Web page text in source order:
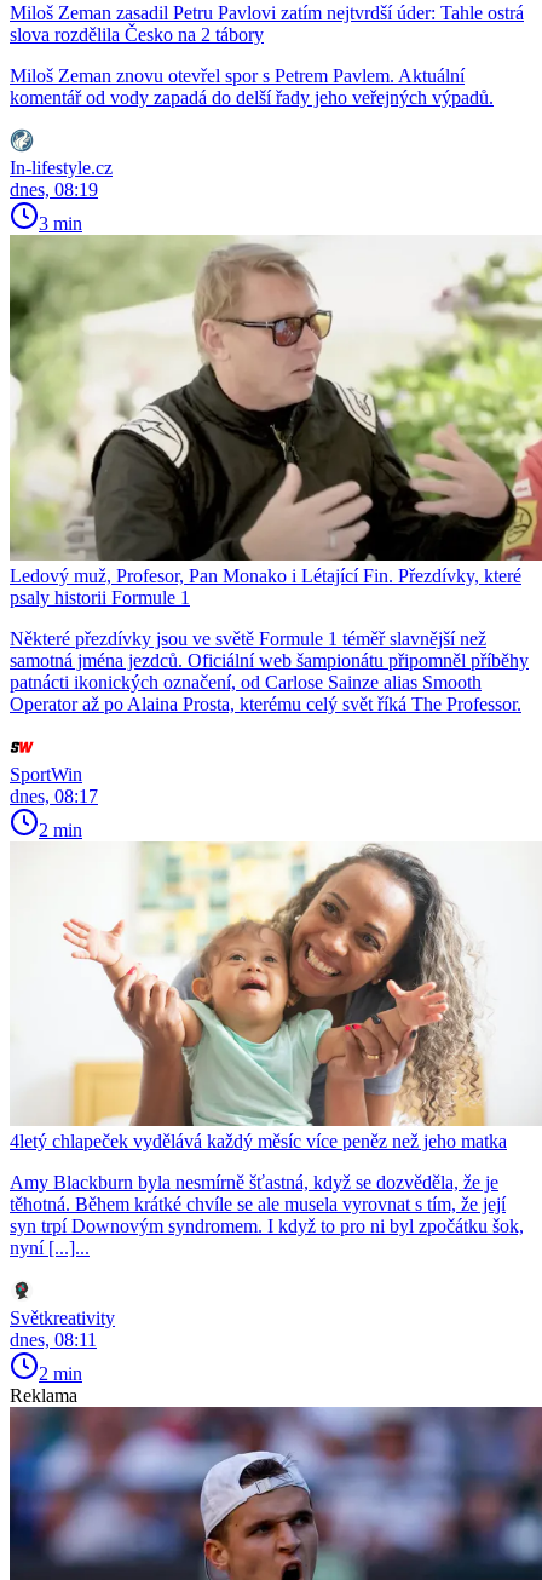
Miloš Zeman zasadil Petru Pavlovi zatím nejtvrdší úder: Tahle ostrá
slova rozdělila Česko na 2 tábory
Miloš Zeman znovu otevřel spor s Petrem Pavlem. Aktuální
komentář od vody zapadá do delší řady jeho veřejných výpadů.
In-lifestyle.cz
dnes, 08:19
3 min
Ledový muž, Profesor, Pan Monako i Létající Fin. Přezdívky, které
psaly historii Formule 1
Některé přezdívky jsou ve světě Formule 1 téměř slavnější než
samotná jména jezdců. Oficiální web šampionátu připomněl příběhy
patnácti ikonických označení, od Carlose Sainze alias Smooth
Operator až po Alaina Prosta, kterému celý svět říká The Professor.
SportWin
dnes, 08:17
2 min
4letý chlapeček vydělává každý měsíc více peněz než jeho matka
Amy Blackburn byla nesmírně šťastná, když se dozvěděla, že je
těhotná. Během krátké chvíle se ale musela vyrovnat s tím, že její
syn trpí Downovým syndromem. I když to pro ni byl zpočátku šok,
nyní [...]...
Světkreativity
dnes, 08:11
2 min
Reklama